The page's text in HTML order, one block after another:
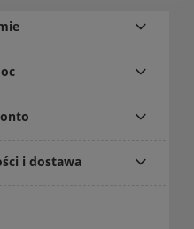
i dostawa